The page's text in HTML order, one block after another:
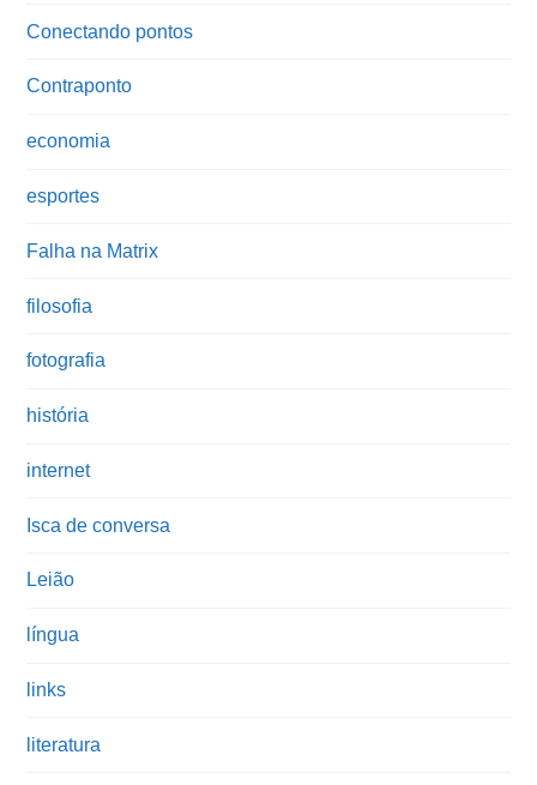
Conectando pontos
Contraponto
economia
esportes
Falha na Matrix
filosofia
fotografia
história
internet
Isca de conversa
Leião
língua
links
literatura